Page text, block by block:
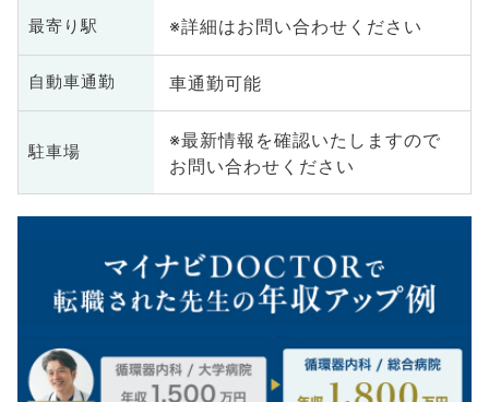
最寄り駅 ※詳細はお問い合わせください
自動車通勤 車通勤可能
駐車場
※最新情報を確認いたしますので
お問い合わせください